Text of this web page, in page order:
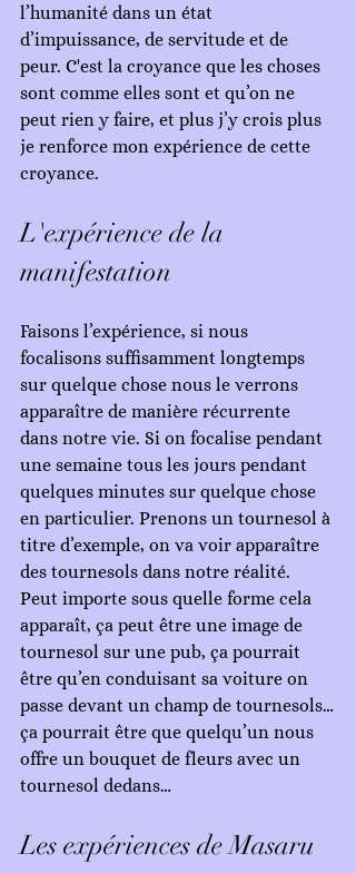
l’humanité dans un état
d’impuissance, de servitude et de
peur. C'est la croyance que les choses
sont comme elles sont et qu’on ne
peut rien y faire, et plus j’y crois plus
je renforce mon expérience de cette
croyance.
L'expérience de la
manifestation
Faisons l’expérience, si nous
focalisons suffisamment longtemps
sur quelque chose nous le verrons
apparaître de manière récurrente
dans notre vie. Si on focalise pendant
une semaine tous les jours pendant
quelques minutes sur quelque chose
en particulier. Prenons un tournesol à
titre d’exemple, on va voir apparaître
des tournesols dans notre réalité.
Peut importe sous quelle forme cela
apparaît, ça peut être une image de
tournesol sur une pub, ça pourrait
être qu’en conduisant sa voiture on
passe devant un champ de tournesols…
ça pourrait être que quelqu’un nous
offre un bouquet de fleurs avec un
tournesol dedans…
Les expériences de Masaru